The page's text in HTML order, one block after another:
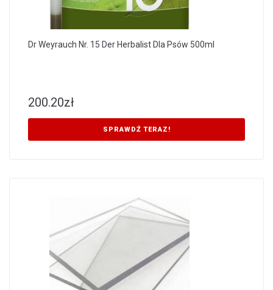
Dr Weyrauch Nr. 15 Der Herbalist Dla Psów 500ml
200.20zł
SPRAWDŹ TERAZ!